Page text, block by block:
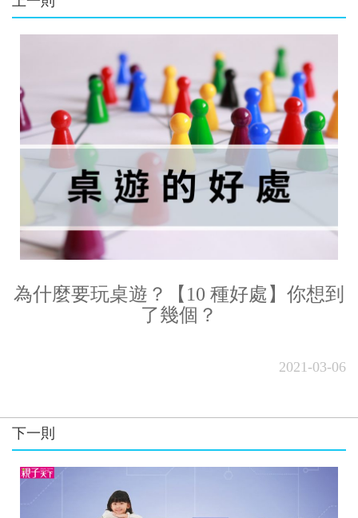
為什麼要玩桌遊？【10 種好處】你想到
了幾個？
2021-03-06
下一則